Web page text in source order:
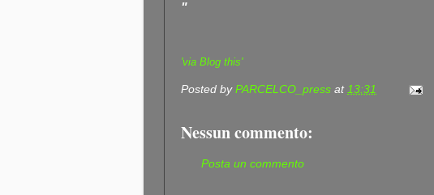
"
'via Blog this'
Posted byPARCELCO_press at13:31
Nessun commento:
Posta un commento